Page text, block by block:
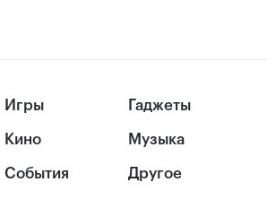
Игры
Кино
События
Гаджеты
Музыка
Другое